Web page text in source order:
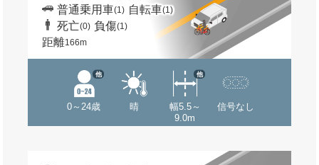
普通乗用車(1) 自転車(1)
死亡(0) 負傷(1)
距離166m
0～24歳
他
晴
幅5.5～
9.0m
他
信号なし